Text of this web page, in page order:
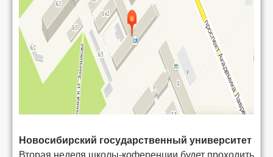
Новосибирский государственный университет